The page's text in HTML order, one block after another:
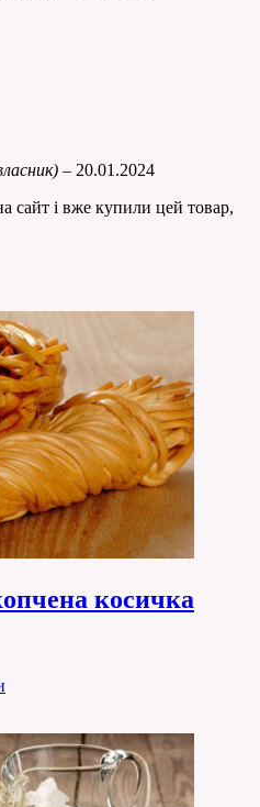
– 20.01.2024
сайт і вже купили цей товар,
косичка